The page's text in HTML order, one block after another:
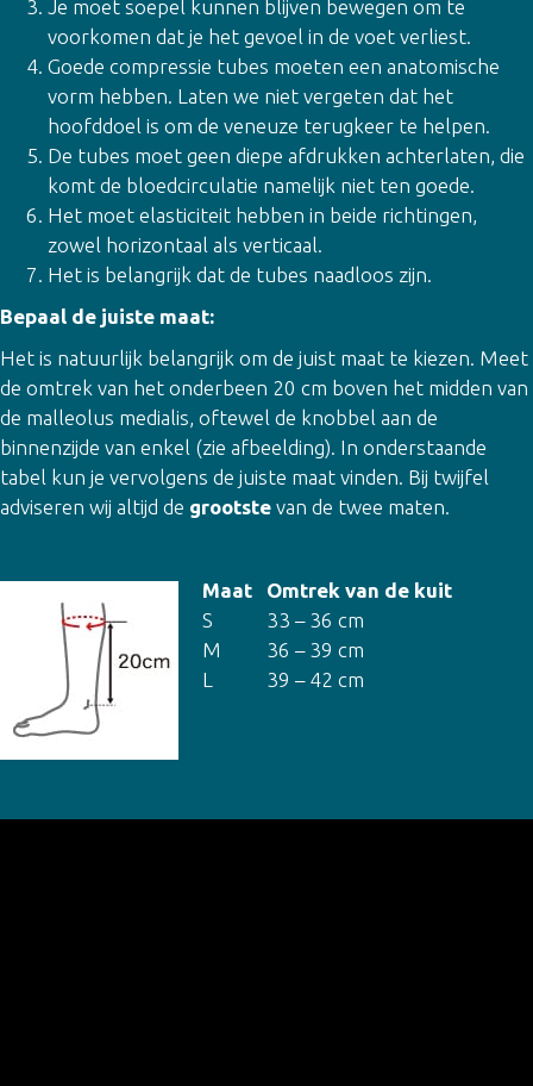
Je moet soepel kunnen blijven bewegen om te
voorkomen dat je het gevoel in de voet verliest.
Goede compressie tubes moeten een anatomische
vorm hebben. Laten we niet vergeten dat het
hoofddoel is om de veneuze terugkeer te helpen.
De tubes moet geen diepe afdrukken achterlaten, die
komt de bloedcirculatie namelijk niet ten goede.
Het moet elasticiteit hebben in beide richtingen,
zowel horizontaal als verticaal.
Het is belangrijk dat de tubes naadloos zijn.
Bepaal de juiste maat:
Het is natuurlijk belangrijk om de juist maat te kiezen. Meet
de omtrek van het onderbeen 20 cm boven het midden van
de malleolus medialis, oftewel de knobbel aan de
binnenzijde van enkel (zie afbeelding). In onderstaande
tabel kun je vervolgens de juiste maat vinden. Bij twijfel
adviseren wij altijd de grootste van de twee maten.
Maat Omtrek van de kuit
S
33 – 36 cm
M
36 – 39 cm
L
39 – 42 cm